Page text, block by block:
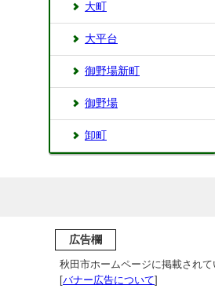
大町
大平台
御野場新町
御野場
卸町
広告欄
秋田市ホームページに掲載され
[バナー広告について]